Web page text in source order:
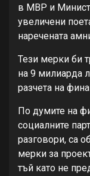
в МВР и
увеличени
наречената
Тези мерки би
на 9 милиарда
разчета на
По думите на
социалните
разговори, са
мерки за
тъй като не